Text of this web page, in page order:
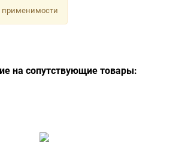
применимости
на сопутствующие товары: